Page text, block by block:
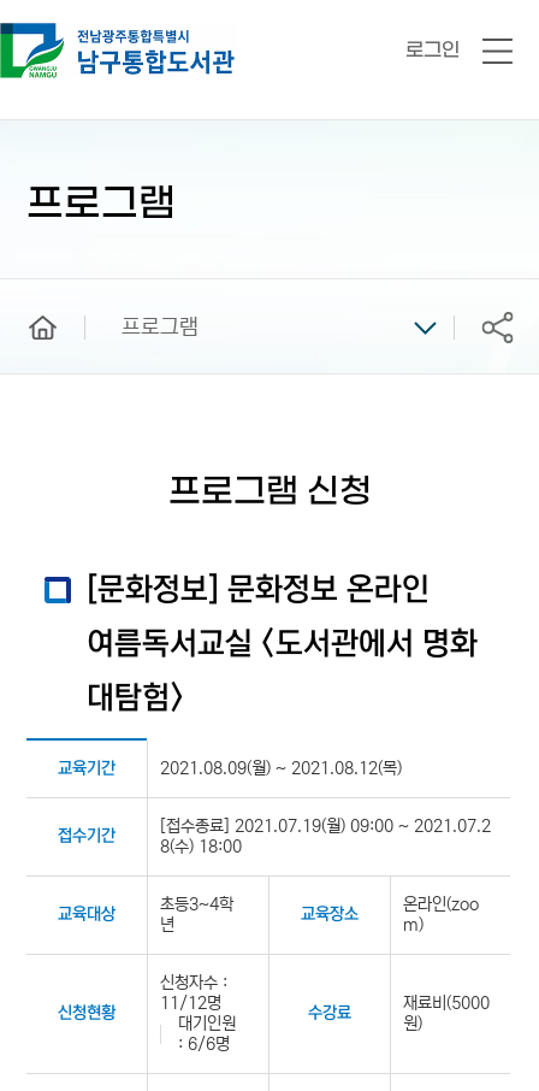
로그인
전
프로그램
프로그램 공유
프로그램 신청
[문화정보] 문화정보 온라인
여름독서교실 <도서관에서 명화
대탐험>
교육기간 2021.08.09(월) ~ 2021.08.12(목)
접수기간
[접수종료] 2021.07.19(월) 09:00 ~ 2021.07.2
8(수) 18:00
교육대상
초등3~4학
년
교육장소
온라인(zoo
m)
신청현황
신청자수 :
11/12명
대기인원
: 6/6명
수강료
재료비(5000
원)